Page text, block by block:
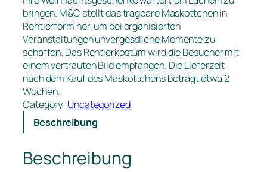
bringen. M&C stellt das tragbare Maskottchen in
Rentierform her, um bei organisierten
Veranstaltungen unvergessliche Momente zu
schaffen. Das Rentierkostüm wird die Besucher mit
einem vertrauten Bild empfangen. Die Lieferzeit
nach dem Kauf des Maskottchens beträgt etwa 2
Wochen.
Category: Uncategorized
Beschreibung
Beschreibung